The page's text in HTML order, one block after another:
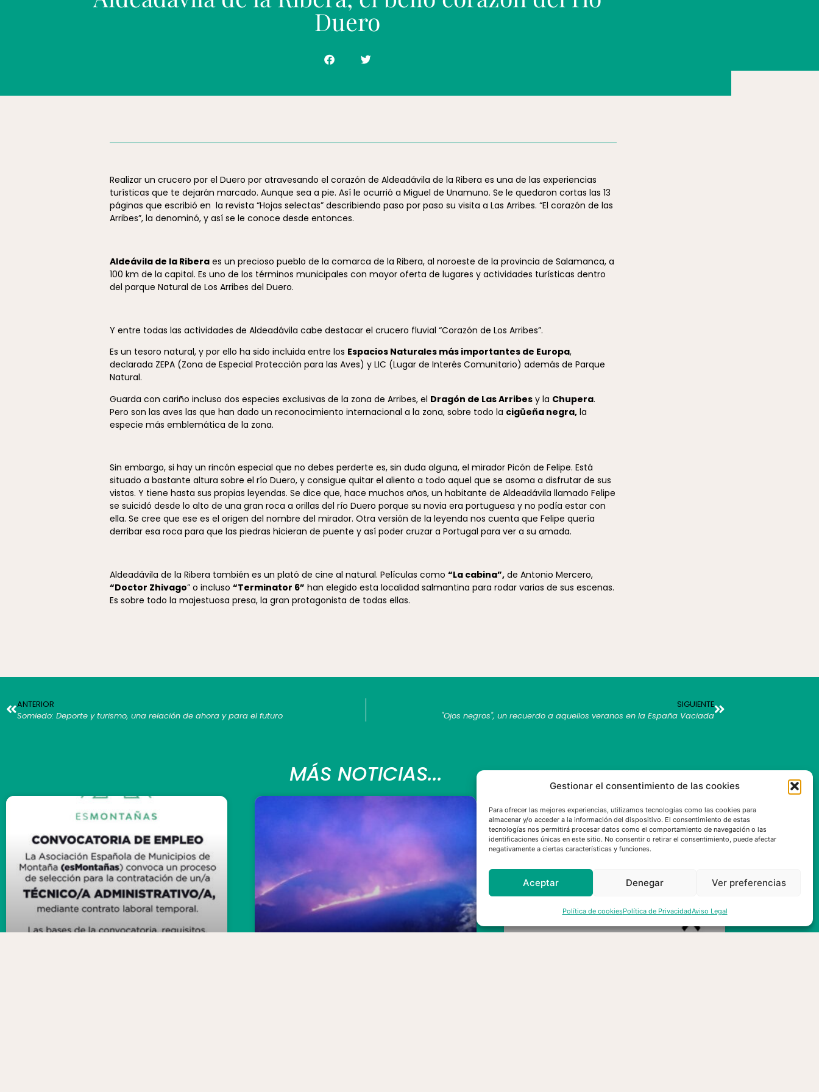
Gestionar el consentimiento de las cookies
Para ofrecer las mejores experiencias, utilizamos tecnologías como las cookies para
almacenar y/o acceder a la información del dispositivo. El consentimiento de estas
tecnologías nos permitirá procesar datos como el comportamiento de navegación o las
identificaciones únicas en este sitio. No consentir o retirar el consentimiento, puede afectar
negativamente a ciertas características y funciones.
Aceptar Denegar Ver preferencias
Política de cookiesPolítica de PrivacidadAviso Legal
Duero
Realizar un crucero por el Duero por atravesando el corazón de Aldeadávila de la Ribera es una de las experiencias
turísticas que te dejarán marcado. Aunque sea a pie. Así le ocurrió a Miguel de Unamuno. Se le quedaron cortas las 13
páginas que escribió en la revista “Hojas selectas” describiendo paso por paso su visita a Las Arribes. “El corazón de las
Arribes”, la denominó, y así se le conoce desde entonces.
Aldeávila de la Ribera es un precioso pueblo de la comarca de la Ribera, al noroeste de la provincia de Salamanca, a
100 km de la capital. Es uno de los términos municipales con mayor oferta de lugares y actividades turísticas dentro
del parque Natural de Los Arribes del Duero.
Y entre todas las actividades de Aldeadávila cabe destacar el crucero fluvial “Corazón de Los Arribes”.
Es un tesoro natural, y por ello ha sido incluida entre los Espacios Naturales más importantes de Europa,
declarada ZEPA (Zona de Especial Protección para las Aves) y LIC (Lugar de Interés Comunitario) además de Parque
Natural.
Guarda con cariño incluso dos especies exclusivas de la zona de Arribes, el Dragón de Las Arribes y la Chupera.
Pero son las aves las que han dado un reconocimiento internacional a la zona, sobre todo la cigüeña negra, la
especie más emblemática de la zona.
Sin embargo, si hay un rincón especial que no debes perderte es, sin duda alguna, el mirador Picón de Felipe. Está
situado a bastante altura sobre el río Duero, y consigue quitar el aliento a todo aquel que se asoma a disfrutar de sus
vistas. Y tiene hasta sus propias leyendas. Se dice que, hace muchos años, un habitante de Aldeadávila llamado Felipe
se suicidó desde lo alto de una gran roca a orillas del río Duero porque su novia era portuguesa y no podía estar con
ella. Se cree que ese es el origen del nombre del mirador. Otra versión de la leyenda nos cuenta que Felipe quería
derribar esa roca para que las piedras hicieran de puente y así poder cruzar a Portugal para ver a su amada.
Aldeadávila de la Ribera también es un plató de cine al natural. Películas como “La cabina”, de Antonio Mercero,
“Doctor Zhivago” o incluso “Terminator 6” han elegido esta localidad salmantina para rodar varias de sus escenas.
Es sobre todo la majestuosa presa, la gran protagonista de todas ellas.
ANTERIOR
Somiedo: Deporte y turismo, una relación de ahora y para el futuro
SIGUIENTE
"Ojos negros", un recuerdo a aquellos veranos en la España Vaciada
MÁS NOTICIAS...